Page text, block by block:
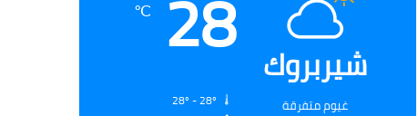
شيربروك
غيوم متفرقة
℃